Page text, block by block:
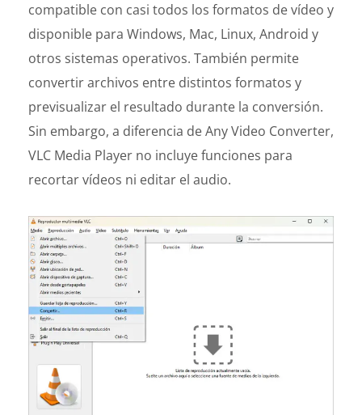
compatible con casi todos los formatos de vídeo y
disponible para Windows, Mac, Linux, Android y
otros sistemas operativos. También permite
convertir archivos entre distintos formatos y
previsualizar el resultado durante la conversión.
Sin embargo, a diferencia de Any Video Converter,
VLC Media Player no incluye funciones para
recortar vídeos ni editar el audio.